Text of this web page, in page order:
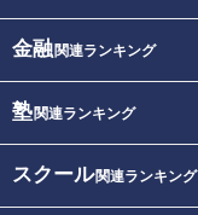
金融関連ランキング
塾関連ランキング
スクール関連ランキング